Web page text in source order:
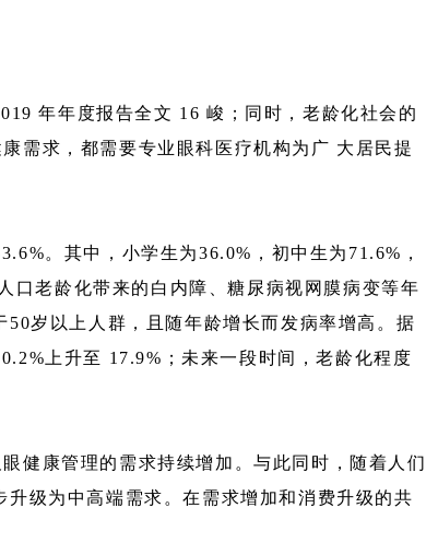
年年度报告全文 16 峻；同时，老龄化社会的
需求，都需要专业眼科医疗机构为广 大居民提
。其中，小学生为36.0%，初中生为71.6%，
口老龄化带来的白内障、糖尿病视网膜病变等年
岁以上人群，且随年龄增长而发病率增高。据
上升至 17.9%；未来一段时间，老龄化程度
健康管理的需求持续增加。与此同时，随着人们
级为中高端需求。在需求增加和消费升级的共